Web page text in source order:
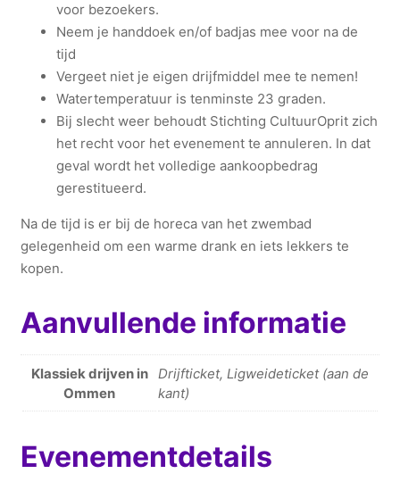
voor bezoekers.
Neem je handdoek en/of badjas mee voor na de
tijd
Vergeet niet je eigen drijfmiddel mee te nemen!
Watertemperatuur is tenminste 23 graden.
Bij slecht weer behoudt Stichting CultuurOprit zich
het recht voor het evenement te annuleren. In dat
geval wordt het volledige aankoopbedrag
gerestitueerd.
Na de tijd is er bij de horeca van het zwembad
gelegenheid om een warme drank en iets lekkers te
kopen.
Aanvullende informatie
Klassiek drijven in
Ommen
Drijfticket, Ligweideticket (aan de
kant)
Evenementdetails